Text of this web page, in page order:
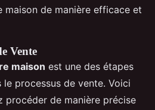
de manière efficace et
Vente
maison est une des étapes
le processus de vente. Voici
procéder de manière précise